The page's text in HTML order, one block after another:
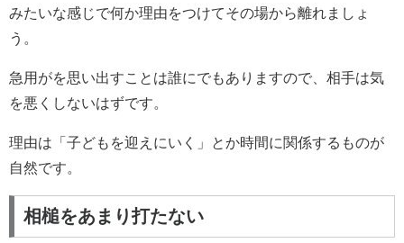
みたいな感じで何か理由をつけてその場から離れましょ
う。
急用がを思い出すことは誰にでもありますので、相手は気
を悪くしないはずです。
理由は「子どもを迎えにいく」とか時間に関係するものが
自然です。
相槌をあまり打たない